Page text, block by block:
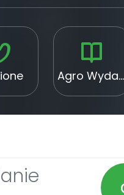
Agro Wydawnictwo Sp. z o.o.